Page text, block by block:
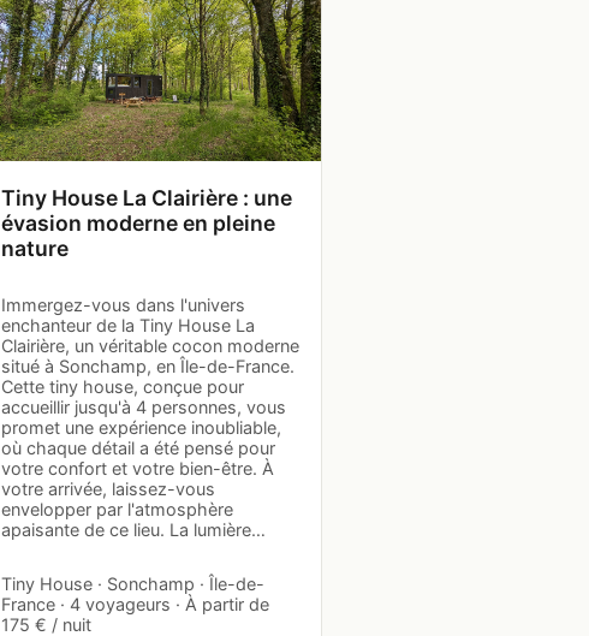
Tiny House La Clairière : une
évasion moderne en pleine
nature
Immergez-vous dans l'univers
enchanteur de la Tiny House La
Clairière, un véritable cocon moderne
situé à Sonchamp, en Île-de-France.
Cette tiny house, conçue pour
accueillir jusqu'à 4 personnes, vous
promet une expérience inoubliable,
où chaque détail a été pensé pour
votre confort et votre bien-être. À
votre arrivée, laissez-vous
envelopper par l'atmosphère
apaisante de ce lieu. La lumière…
Tiny House · Sonchamp · Île-de-
France · 4 voyageurs · À partir de
175 € / nuit